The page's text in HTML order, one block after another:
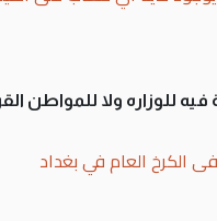
للوزاره ولا للمواطن
الكرخ العام في بغداد